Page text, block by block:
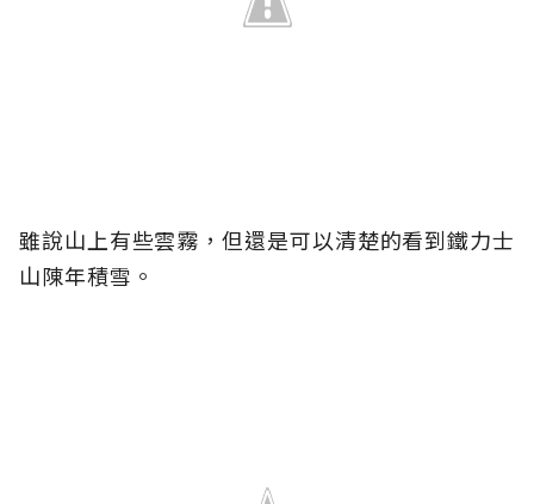
雖說山上有些雲霧，但還是可以清楚的看到鐵力士
山陳年積雪。